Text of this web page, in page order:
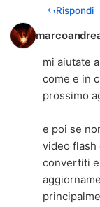
Rispondi
mi aiutate
come e in
prossimo
e poi se
video flash
convertiti